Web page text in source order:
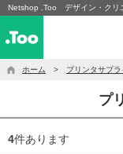
Netshop .Too デザイン・クリ
ホーム > プリンタサプラ
プ
4件あります